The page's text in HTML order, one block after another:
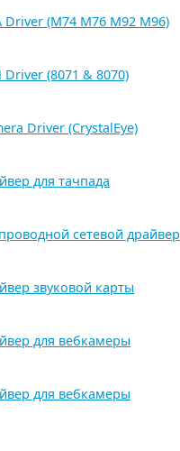
Driver (M74 M76 M92 M96)
Driver (8071 & 8070)
Driver (CrystalEye)
для тачпада
сетевой драйвер
звуковой карты
для вебкамеры
для вебкамеры